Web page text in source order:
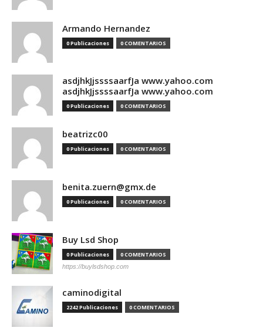
Armando Hernandez
0 Publicaciones 0 COMENTARIOS
asdjhkJjssssaarfJa www.yahoo.com
asdjhkJjssssaarfJa www.yahoo.com
0 Publicaciones 0 COMENTARIOS
beatrizc00
0 Publicaciones 0 COMENTARIOS
benita.zuern@gmx.de
0 Publicaciones 0 COMENTARIOS
Buy Lsd Shop
0 Publicaciones 0 COMENTARIOS
https://buylsdshop.com
caminodigital
2242 Publicaciones 0 COMENTARIOS